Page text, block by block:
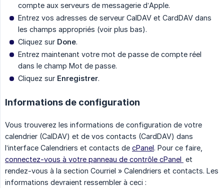
compte aux serveurs de messagerie d’Apple.
Entrez vos adresses de serveur CalDAV et CardDAV dans
les champs appropriés (voir plus bas).
Cliquez sur Done.
Entrez maintenant votre mot de passe de compte réel
dans le champ Mot de passe.
Cliquez sur Enregistrer.
Informations de configuration
Vous trouverez les informations de configuration de votre
calendrier (CalDAV) et de vos contacts (CardDAV) dans
l’interface Calendriers et contacts de cPanel. Pour ce faire,
connectez-vous à votre panneau de contrôle cPanel et
rendez-vous à la section Courriel » Calendriers et contacts. Les
informations devraient ressembler à ceci :